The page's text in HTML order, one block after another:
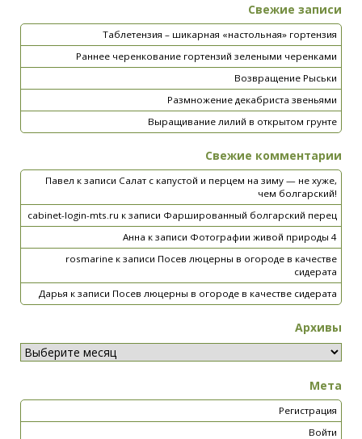
Свежие записи
Таблетензия – шикарная «настольная» гортензия
Раннее черенкование гортензий зелеными черенками
Возвращение Рыськи
Размножение декабриста звеньями
Выращивание лилий в открытом грунте
Свежие комментарии
Павел к записи Салат с капустой и перцем на зиму — не хуже,
чем болгарский!
cabinet-login-mts.ru к записи Фаршированный болгарский перец
Анна к записи Фотографии живой природы 4
rosmarine к записи Посев люцерны в огороде в качестве
сидерата
Дарья к записи Посев люцерны в огороде в качестве сидерата
Архивы
Мета
Регистрация
Войти